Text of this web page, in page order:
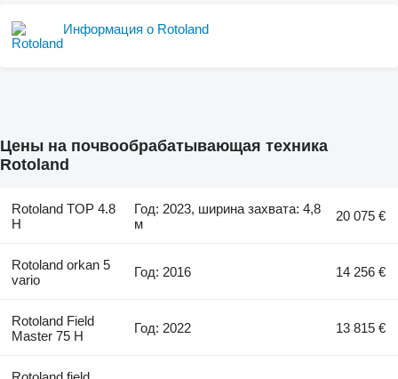
Информация о Rotoland
Цены на почвообрабатывающая техника
Rotoland
Rotoland TOP 4.8
H
Год: 2023, ширина захвата: 4,8
м
20 075 €
Rotoland orkan 5
vario
Год: 2016 14 256 €
Rotoland Field
Master 75 H
Год: 2022 13 815 €